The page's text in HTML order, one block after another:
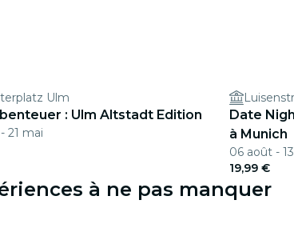
Ulm
: Ulm Altstadt Edition
21 mai
Date
à Munich
06 août -
19,99 €
à ne pas manquer